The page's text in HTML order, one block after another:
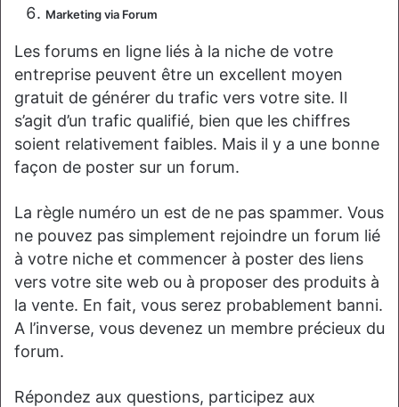
Marketing via Forum
Les forums en ligne liés à la niche de votre
entreprise peuvent être un excellent moyen
gratuit de générer du trafic vers votre site. Il
s’agit d’un trafic qualifié, bien que les chiffres
soient relativement faibles. Mais il y a une bonne
façon de poster sur un forum.
La règle numéro un est de ne pas spammer. Vous
ne pouvez pas simplement rejoindre un forum lié
à votre niche et commencer à poster des liens
vers votre site web ou à proposer des produits à
la vente. En fait, vous serez probablement banni.
A l’inverse, vous devenez un membre précieux du
forum.
Répondez aux questions, participez aux